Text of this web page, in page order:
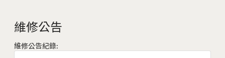
維修公告
維修公告紀錄: